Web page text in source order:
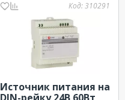
Код:310291
Источник питания на